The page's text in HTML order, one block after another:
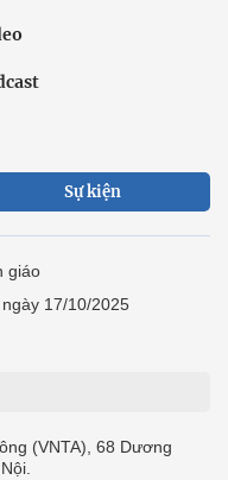
Sự kiện
giáo
17/10/2025
(VNTA), 68 Dương